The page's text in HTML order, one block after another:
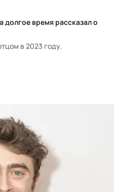
время рассказал о
в 2023 году.